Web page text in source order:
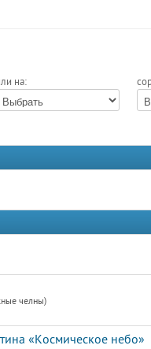
на:
челны)
«Космическое небо»